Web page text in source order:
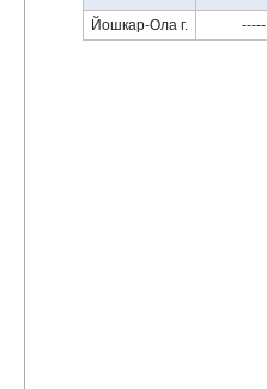
Йошкар-Ола г. -----